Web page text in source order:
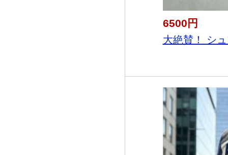
6500円
大絶賛！ シ